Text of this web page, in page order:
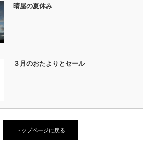
晴屋の夏休み
３月のおたよりとセール
トップページに戻る